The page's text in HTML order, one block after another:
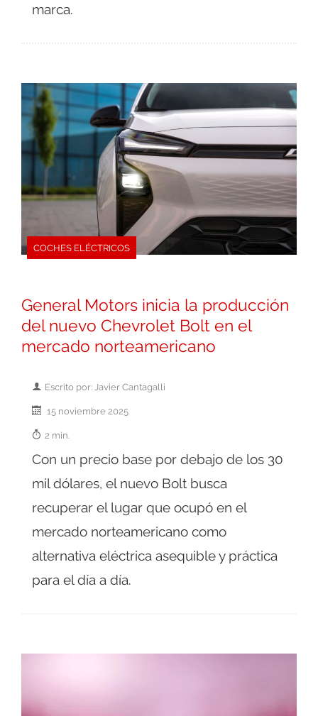
marca.
COCHES ELÉCTRICOS
General Motors inicia la producción
del nuevo Chevrolet Bolt en el
mercado norteamericano
Escrito por: Javier Cantagalli
15 noviembre 2025
2 min.
Con un precio base por debajo de los 30
mil dólares, el nuevo Bolt busca
recuperar el lugar que ocupó en el
mercado norteamericano como
alternativa eléctrica asequible y práctica
para el día a día.